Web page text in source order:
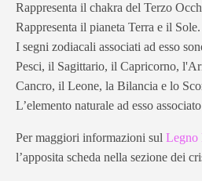
Rappresenta il chakra del Terzo
Rappresenta il pianeta Terra e il Sole.
I segni zodiacali associati ad esso
Pesci, il Sagittario, il Capricorno,
Cancro, il Leone, la Bilancia e lo
L’elemento naturale ad esso
Per maggiori informazioni sul Legno
l’apposita scheda nella sezione dei